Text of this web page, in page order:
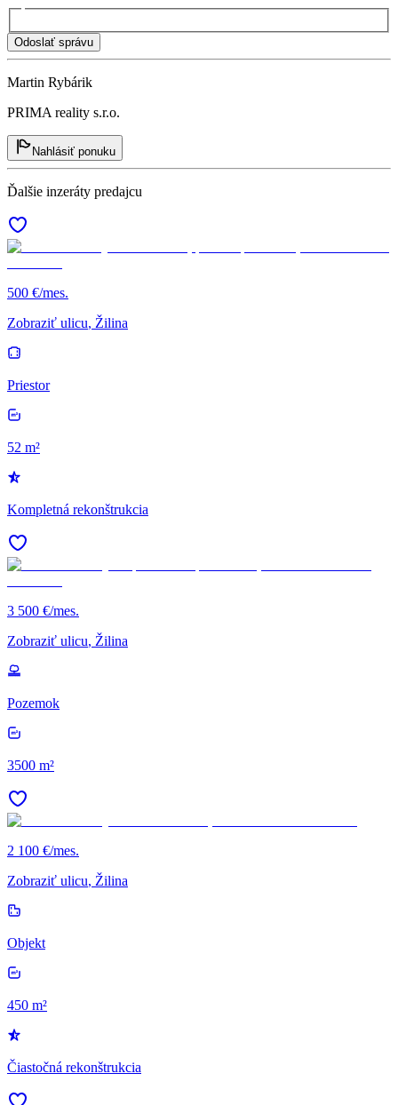
Odoslať správu
Martin Rybárik
PRIMA reality s.r.o.
Nahlásiť ponuku
Ďalšie inzeráty predajcu
500 €/mes.
Zobraziť ulicu, Žilina
Priestor
52 m²
Kompletná rekonštrukcia
3 500 €/mes.
Zobraziť ulicu, Žilina
Pozemok
3500 m²
2 100 €/mes.
Zobraziť ulicu, Žilina
Objekt
450 m²
Čiastočná rekonštrukcia